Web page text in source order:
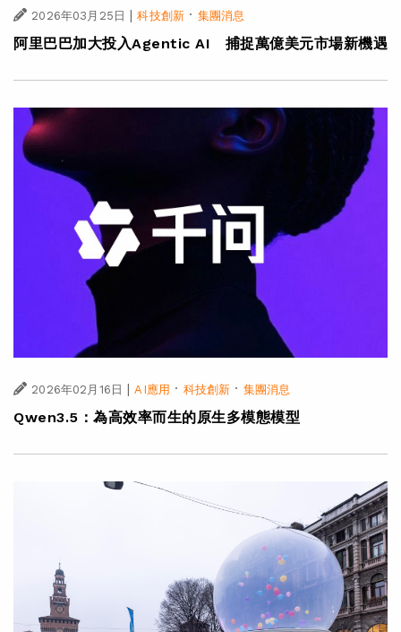
2026年03月25日 科技創新 · 集團消息
阿里巴巴加大投入Agentic AI 捕捉萬億美元市場新機遇
2026年02月16日 | AI應用 · 科技創新 · 集團消息
Qwen3.5：為高效率而生的原生多模態模型